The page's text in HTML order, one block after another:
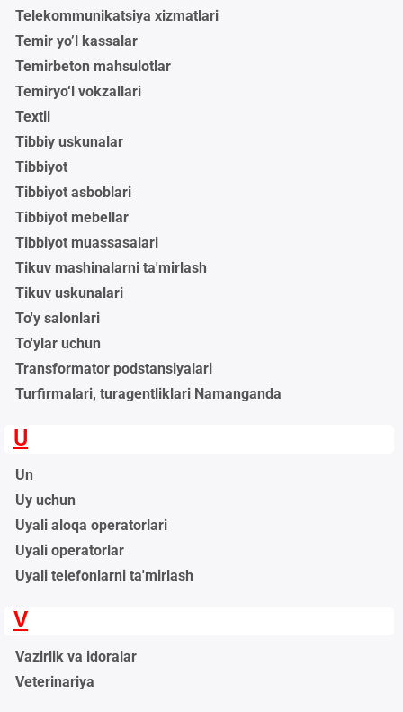
Telekommunikatsiya xizmatlari
Temir yo’l kassalar
Temirbeton mahsulotlar
Temiryo‘l vokzallari
Textil
Tibbiy uskunalar
Tibbiyot
Tibbiyot asboblari
Tibbiyot mebellar
Tibbiyot muassasalari
Tikuv mashinalarni ta'mirlash
Tikuv uskunalari
To'y salonlari
To'ylar uchun
Transformator podstansiyalari
Turfirmalari, turagentliklari Namanganda
U
Un
Uy uchun
Uyali aloqa operatorlari
Uyali operatorlar
Uyali telefonlarni ta'mirlash
V
Vazirlik va idoralar
Veterinariya